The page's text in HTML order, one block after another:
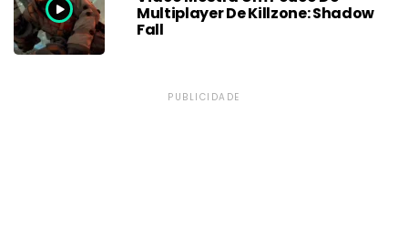
Multiplayer De Killzone: Shadow
Fall
PUBLICIDADE